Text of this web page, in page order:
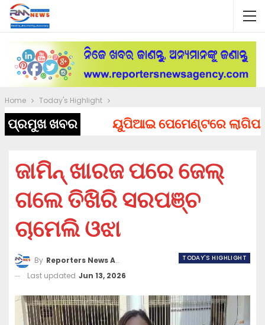
Home Today's Highlight
ପ୍ରମୁଖ ଖବର ୟୁପିଆଇ ପେମେଣ୍ଟରେ ଲାଗିପାରେ
ଜାମିନ୍ ଖାରଜ ପରେ ଜେଲ୍
ଗଲେ ତିଖିରି ସରପଞ୍ଚ
ଚାମେଲି ଓଝା
TODAY'S HIGHLIGHT
By Reporters News Agency
Last updated Jun 13, 2026